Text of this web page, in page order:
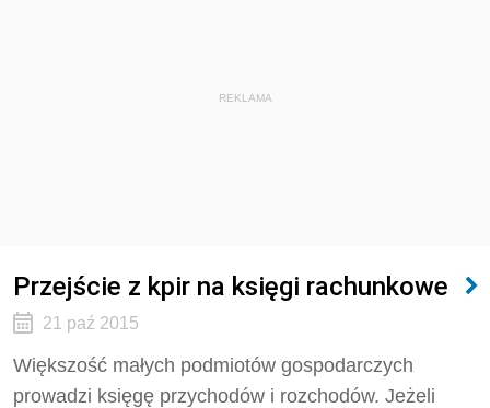
REKLAMA
Przejście z kpir na księgi rachunkowe
21 paź 2015
Większość małych podmiotów gospodarczych
prowadzi księgę przychodów i rozchodów. Jeżeli